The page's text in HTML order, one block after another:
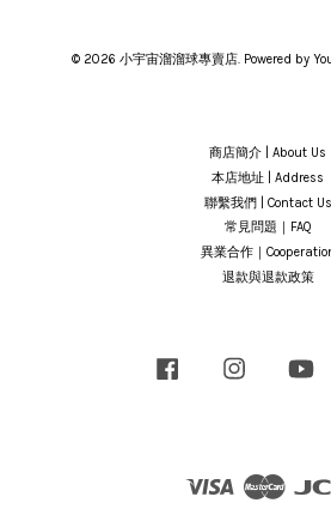
© 2026 小宇宙溜溜球專賣店. Powered by
商店簡介 | About Us
本店地址 | Address
聯繫我們 | Contact Us
常見問題｜FAQ
異業合作｜
退款與退款政策
Facebook Instagram
Visa Master